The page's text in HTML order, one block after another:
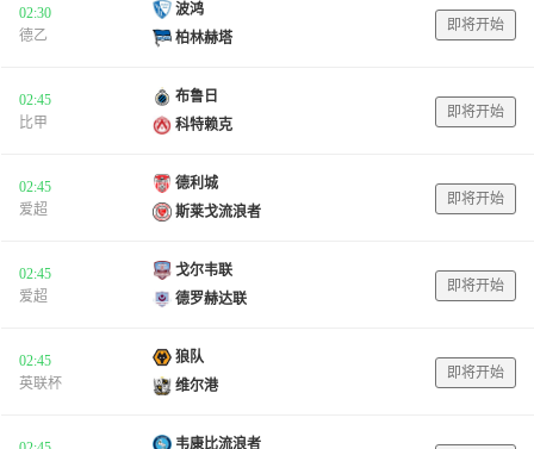
02:30
德乙
波鸿
柏林赫塔
即将开始
02:45
比甲
布鲁日
科特赖克
即将开始
02:45
爱超
德利城
斯莱戈流浪者
即将开始
02:45
爱超
戈尔韦联
德罗赫达联
即将开始
02:45
英联杯
狼队
维尔港
即将开始
韦康比流浪者